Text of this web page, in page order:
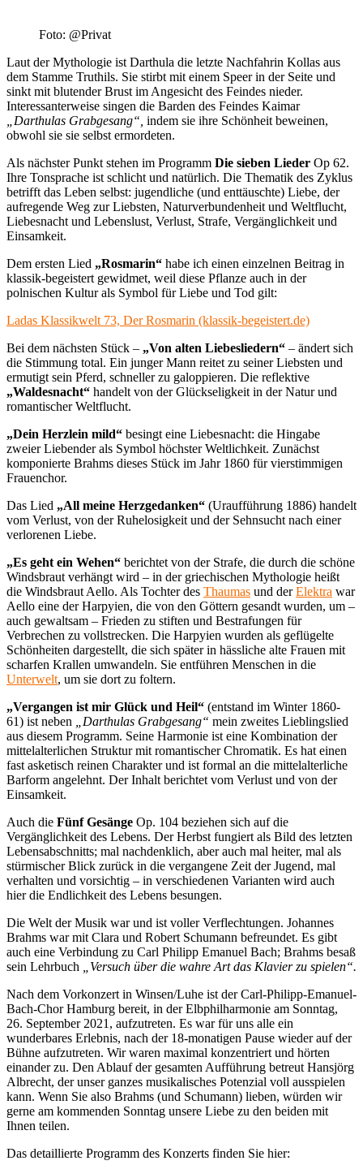
Foto: @Privat
Laut der Mythologie ist Darthula die letzte Nachfahrin Kollas aus
dem Stamme Truthils. Sie stirbt mit einem Speer in der Seite und
sinkt mit blutender Brust im Angesicht des Feindes nieder.
Interessanterweise singen die Barden des Feindes Kaimar
„Darthulas Grabgesang“, indem sie ihre Schönheit beweinen,
obwohl sie sie selbst ermordeten.
Als nächster Punkt stehen im Programm Die sieben Lieder Op 62.
Ihre Tonsprache ist schlicht und natürlich. Die Thematik des Zyklus
betrifft das Leben selbst: jugendliche (und enttäuschte) Liebe, der
aufregende Weg zur Liebsten, Naturverbundenheit und Weltflucht,
Liebesnacht und Lebenslust, Verlust, Strafe, Vergänglichkeit und
Einsamkeit.
Dem ersten Lied „Rosmarin“ habe ich einen einzelnen Beitrag in
klassik-begeistert gewidmet, weil diese Pflanze auch in der
polnischen Kultur als Symbol für Liebe und Tod gilt:
Ladas Klassikwelt 73, Der Rosmarin (klassik-begeistert.de)
Bei dem nächsten Stück – „Von alten Liebesliedern“ – ändert sich
die Stimmung total. Ein junger Mann reitet zu seiner Liebsten und
ermutigt sein Pferd, schneller zu galoppieren. Die reflektive
„Waldesnacht“ handelt von der Glückseligkeit in der Natur und
romantischer Weltflucht.
„Dein Herzlein mild“ besingt eine Liebesnacht: die Hingabe
zweier Liebender als Symbol höchster Weltlichkeit. Zunächst
komponierte Brahms dieses Stück im Jahr 1860 für vierstimmigen
Frauenchor.
Das Lied „All meine Herzgedanken“ (Uraufführung 1886) handelt
vom Verlust, von der Ruhelosigkeit und der Sehnsucht nach einer
verlorenen Liebe.
„Es geht ein Wehen“ berichtet von der Strafe, die durch die schöne
Windsbraut verhängt wird – in der griechischen Mythologie heißt
die Windsbraut Aello. Als Tochter des Thaumas und derElektra war
Aello eine der Harpyien, die von den Göttern gesandt wurden, um –
auch gewaltsam – Frieden zu stiften und Bestrafungen für
Verbrechen zu vollstrecken. Die Harpyien wurden als geflügelte
Schönheiten dargestellt, die sich später in hässliche alte Frauen mit
scharfen Krallen umwandeln. Sie entführen Menschen in die
Unterwelt, um sie dort zu foltern.
„Vergangen ist mir Glück und Heil“ (entstand im Winter 1860-
61) ist neben
„Darthulas Grabgesang“ mein zweites Lieblingslied
aus diesem Programm. Seine Harmonie ist eine Kombination der
mittelalterlichen Struktur mit romantischer Chromatik. Es hat einen
fast asketisch reinen Charakter und ist formal an die mittelalterliche
Barform angelehnt. Der Inhalt berichtet vom Verlust und von der
Einsamkeit.
Auch die Fünf Gesänge Op. 104 beziehen sich auf die
Vergänglichkeit des Lebens. Der Herbst fungiert als Bild des letzten
Lebensabschnitts; mal nachdenklich, aber auch mal heiter, mal als
stürmischer Blick zurück in die vergangene Zeit der Jugend, mal
verhalten und vorsichtig – in verschiedenen Varianten wird auch
hier die Endlichkeit des Lebens besungen.
Die Welt der Musik war und ist voller Verflechtungen. Johannes
Brahms war mit Clara und Robert Schumann befreundet. Es gibt
auch eine Verbindung zu Carl Philipp Emanuel Bach; Brahms besaß
sein Lehrbuch
„Versuch über die wahre Art das Klavier zu spielen“.
Nach dem Vorkonzert in Winsen/Luhe ist der Carl-Philipp-Emanuel-
Bach-Chor Hamburg bereit, in der Elbphilharmonie am Sonntag,
26. September 2021, aufzutreten. Es war für uns alle ein
wunderbares Erlebnis, nach der 18-monatigen Pause wieder auf der
Bühne aufzutreten. Wir waren maximal konzentriert und hörten
einander zu. Den Ablauf der gesamten Aufführung betreut Hansjörg
Albrecht, der unser ganzes musikalisches Potenzial voll ausspielen
kann. Wenn Sie also Brahms (und Schumann) lieben, würden wir
gerne am kommenden Sonntag unsere Liebe zu den beiden mit
Ihnen teilen.
Das detaillierte Programm des Konzerts finden Sie hier: